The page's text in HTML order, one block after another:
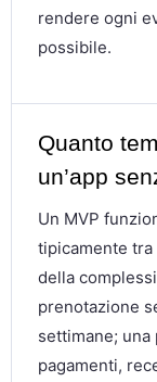
rendere ogni
possibile.
Quanto
un’app
Un MVP
tipicamente tra
della
prenotazione
settimane; una
pagamenti,